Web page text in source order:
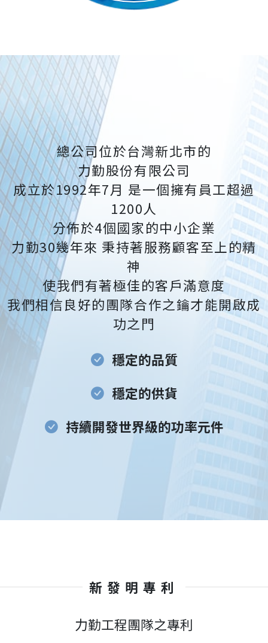
總公司位於台灣新北市的
力勤股份有限公司
成立於1992年7月 是一個擁有員工超過
1200人
分佈於4個國家的中小企業
力勤30幾年來 秉持著服務顧客至上的精
神
使我們有著極佳的客戶滿意度
我們相信良好的團隊合作之鑰才能開啟成
功之門
穩定的品質
穩定的供貨
持續開發世界級的功率元件
新發明專利
力勤工程團隊之專利